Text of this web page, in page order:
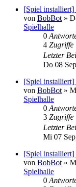
[Spiel installiert]
von BobBot»
Spielhalle
0
4 Zugriffe
Letzter
Do 08
[Spiel
von BobBot»
Spielhalle
0
3 Zugriffe
Letzter
Mi 07
[Spiel
von BobBot»
Spielhalle
0